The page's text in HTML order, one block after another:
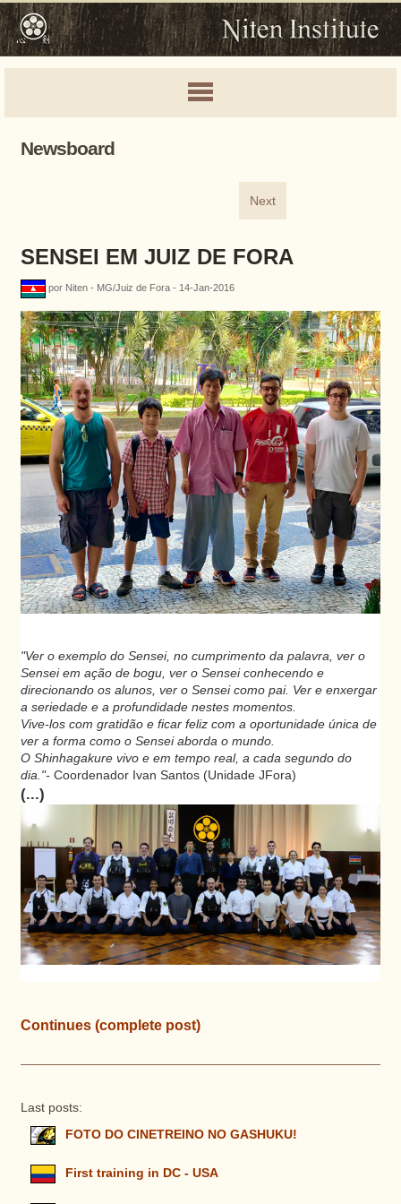
Newsboard
Next
SENSEI EM JUIZ DE FORA
por Niten - MG/Juiz de Fora - 14-Jan-2016
"Ver o exemplo do Sensei, no cumprimento da palavra, ver o
Sensei em ação de bogu, ver o Sensei conhecendo e
direcionando os alunos, ver o Sensei como pai. Ver e enxergar
a seriedade e a profundidade nestes momentos.
Vive-los com gratidão e ficar feliz com a oportunidade única de
ver a forma como o Sensei aborda o mundo.
O Shinhagakure vivo e em tempo real, a cada segundo do
dia."- Coordenador Ivan Santos (Unidade JFora)
(...)
Continues (complete post)
Last posts:
FOTO DO CINETREINO NO GASHUKU!
First training in DC - USA